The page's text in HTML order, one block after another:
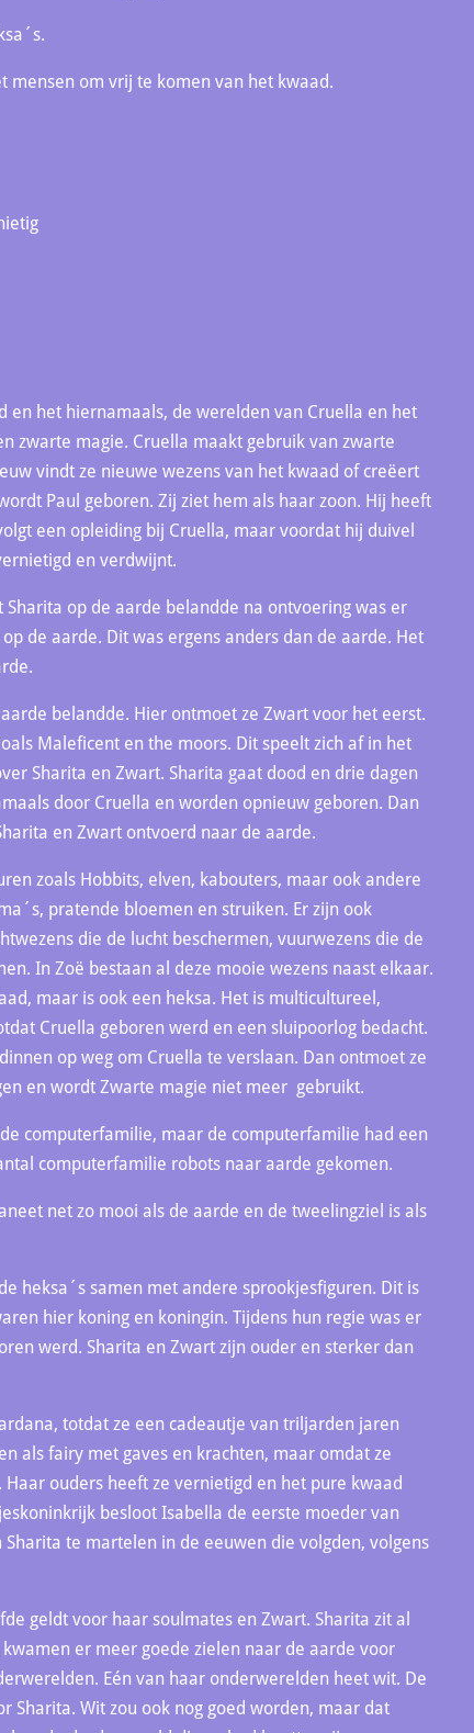
mensen om vrij te komen van het kwaad.
en het hiernamaals, de werelden van Cruella en het
zwarte magie. Cruella maakt gebruik van zwarte
vindt ze nieuwe wezens van het kwaad of creëert
Paul geboren. Zij ziet hem als haar zoon. Hij heeft
een opleiding bij Cruella, maar voordat hij duivel
en verdwijnt.
op de aarde belandde na ontvoering was er
de aarde. Dit was ergens anders dan de aarde. Het
belandde. Hier ontmoet ze Zwart voor het eerst.
Maleficent en the moors. Dit speelt zich af in het
Sharita en Zwart. Sharita gaat dood en drie dagen
door Cruella en worden opnieuw geboren. Dan
en Zwart ontvoerd naar de aarde.
zoals Hobbits, elven, kabouters, maar ook andere
pratende bloemen en struiken. Er zijn ook
die de lucht beschermen, vuurwezens die de
In Zoë bestaan al deze mooie wezens naast elkaar.
maar is ook een heksa. Het is multicultureel,
Cruella geboren werd en een sluipoorlog bedacht.
op weg om Cruella te verslaan. Dan ontmoet ze
en wordt Zwarte magie niet meer gebruikt.
computerfamilie, maar de computerfamilie had een
computerfamilie robots naar aarde gekomen.
net zo mooi als de aarde en de tweelingziel is als
heksa´s samen met andere sprookjesfiguren. Dit is
hier koning en koningin. Tijdens hun regie was er
werd. Sharita en Zwart zijn ouder en sterker dan
totdat ze een cadeautje van triljarden jaren
als fairy met gaves en krachten, maar omdat ze
ouders heeft ze vernietigd en het pure kwaad
besloot Isabella de eerste moeder van
te martelen in de eeuwen die volgden, volgens
geldt voor haar soulmates en Zwart. Sharita zit al
er meer goede zielen naar de aarde voor
Eén van haar onderwerelden heet wit. De
Sharita. Wit zou ook nog goed worden, maar dat